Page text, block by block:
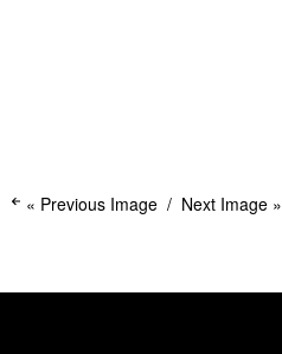
« Previous Image Next Image »